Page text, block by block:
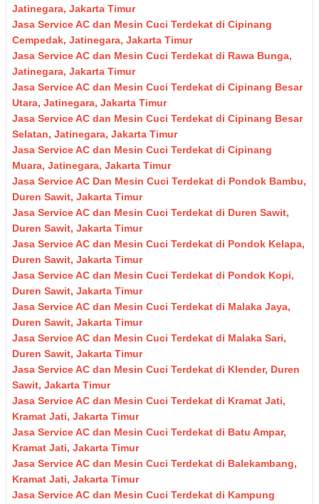
Jatinegara, Jakarta Timur
Jasa Service AC dan Mesin Cuci Terdekat di Cipinang
Cempedak, Jatinegara, Jakarta Timur
Jasa Service AC dan Mesin Cuci Terdekat di Rawa Bunga,
Jatinegara, Jakarta Timur
Jasa Service AC dan Mesin Cuci Terdekat di Cipinang Besar
Utara, Jatinegara, Jakarta Timur
Jasa Service AC dan Mesin Cuci Terdekat di Cipinang Besar
Selatan, Jatinegara, Jakarta Timur
Jasa Service AC dan Mesin Cuci Terdekat di Cipinang
Muara, Jatinegara, Jakarta Timur
Jasa Service AC Dan Mesin Cuci Terdekat di Pondok Bambu,
Duren Sawit, Jakarta Timur
Jasa Service AC dan Mesin Cuci Terdekat di Duren Sawit,
Duren Sawit, Jakarta Timur
Jasa Service AC dan Mesin Cuci Terdekat di Pondok Kelapa,
Duren Sawit, Jakarta Timur
Jasa Service AC dan Mesin Cuci Terdekat di Pondok Kopi,
Duren Sawit, Jakarta Timur
Jasa Service AC dan Mesin Cuci Terdekat di Malaka Jaya,
Duren Sawit, Jakarta Timur
Jasa Service AC dan Mesin Cuci Terdekat di Malaka Sari,
Duren Sawit, Jakarta Timur
Jasa Service AC dan Mesin Cuci Terdekat di Klender, Duren
Sawit, Jakarta Timur
Jasa Service AC dan Mesin Cuci Terdekat di Kramat Jati,
Kramat Jati, Jakarta Timur
Jasa Service AC dan Mesin Cuci Terdekat di Batu Ampar,
Kramat Jati, Jakarta Timur
Jasa Service AC dan Mesin Cuci Terdekat di Balekambang,
Kramat Jati, Jakarta Timur
Jasa Service AC dan Mesin Cuci Terdekat di Kampung